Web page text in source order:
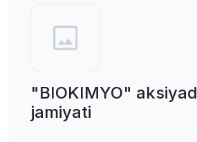
"BIOKIMYO"
jamiyati